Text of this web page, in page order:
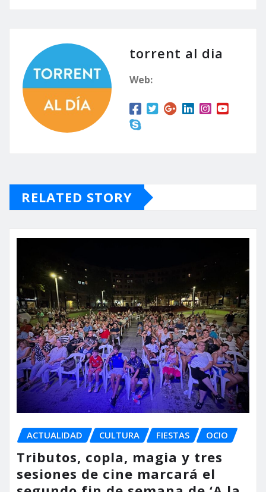
torrent al dia
Web:
RELATED STORY
ACTUALIDAD CULTURA FIESTAS OCIO
Tributos, copla, magia y tres
sesiones de cine marcará el